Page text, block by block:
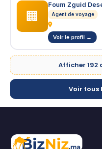
🏢
Foum Zguid
Agent de voyage
Voir le profil →
Afficher 192
Voir tous